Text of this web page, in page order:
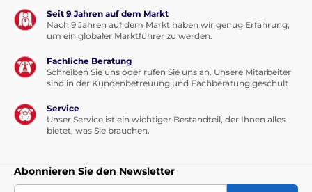
Seit 9 Jahren auf dem Markt
Nach 9 Jahren auf dem Markt haben wir genug Erfahrung,
um ein globaler Marktführer zu werden.
Fachliche Beratung
Schreiben Sie uns oder rufen Sie uns an. Unsere Mitarbeiter
sind in der Kundenbetreuung und Fachberatung geschult
Service
Unser Service ist ein wichtiger Bestandteil, der Ihnen alles
bietet, was Sie brauchen.
Abonnieren Sie den Newsletter